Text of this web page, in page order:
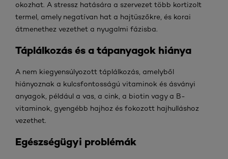
okozhat. A stressz hatására a szervezet több kortizolt
termel, amely negatívan hat a hajtüszőkre, és korai
átmenethez vezethet a nyugalmi fázisba.
Táplálkozás és a tápanyagok hiánya
A nem kiegyensúlyozott táplálkozás, amelyből
hiányoznak a kulcsfontosságú vitaminok és ásványi
anyagok, például a vas, a cink, a biotin vagy a B-
vitaminok, gyengébb hajhoz és fokozott hajhulláshoz
vezethet.
Egészségügyi problémák